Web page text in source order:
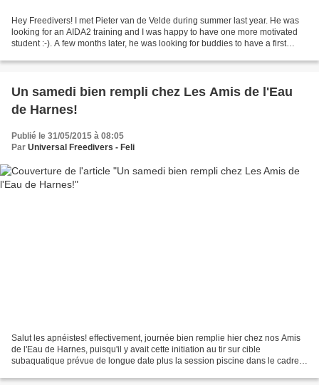
Hey Freedivers! I met Pieter van de Velde during summer last year. He was
looking for an AIDA2 training and I was happy to have one more motivated
student :-). A few months later, he was looking for buddies to have a first
Un samedi bien rempli chez Les Amis de l'Eau
de Harnes!
Publié le 31/05/2015 à 08:05
Par Universal Freedivers - Feli
Salut les apnéistes! effectivement, journée bien remplie hier chez nos Amis
de l'Eau de Harnes, puisqu'il y avait cette initiation au tir sur cible
subaquatique prévue de longue date plus la session piscine dans le cadre